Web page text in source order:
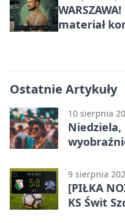
materiał
Ostatnie Artykuły
10 sierpnia
9 sierpnia
[PIŁKA
KS Świt